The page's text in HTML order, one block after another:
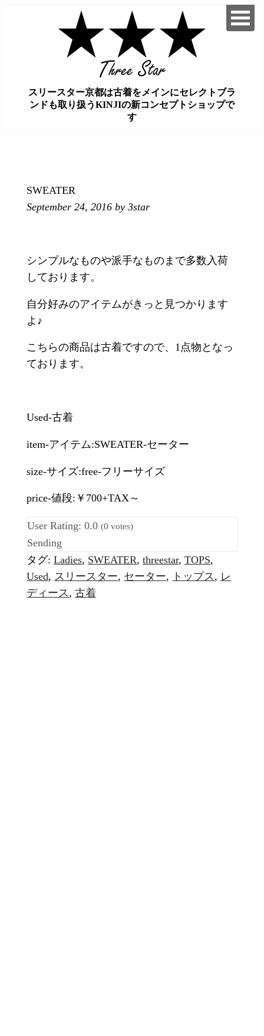
スリースター京都は古着をメインにセレクトブラ
ンドも取り扱うKINJIの新コンセプトショップで
す
займ на карту онлайн без отказа
SWEATER
September 24, 2016 by 3star
シンプルなものや派手なものまで多数入荷
しております。
自分好みのアイテムがきっと見つかります
よ♪
こちらの商品は古着ですので、1点物となっ
ております。
Used-古着
item-アイテム:SWEATER-セーター
size-サイズ:free-フリーサイズ
price-値段:￥700+TAX～
User Rating:0.0 (0 votes)
Sending
タグ:Ladies, SWEATER,threestar,TOPS,
Used, スリースター, セーター, トップス , レ
ディース ,古着